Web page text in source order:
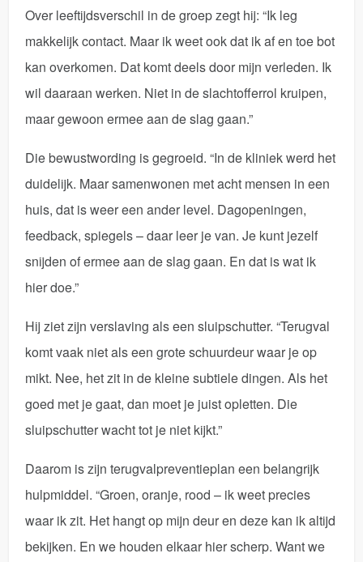
Over leeftijdsverschil in de groep zegt hij: “Ik leg
makkelijk contact. Maar ik weet ook dat ik af en toe bot
kan overkomen. Dat komt deels door mijn verleden. Ik
wil daaraan werken. Niet in de slachtofferrol kruipen,
maar gewoon ermee aan de slag gaan.”
Die bewustwording is gegroeid. “In de kliniek werd het
duidelijk. Maar samenwonen met acht mensen in een
huis, dat is weer een ander level. Dagopeningen,
feedback, spiegels – daar leer je van. Je kunt jezelf
snijden of ermee aan de slag gaan. En dat is wat ik
hier doe.”
Hij ziet zijn verslaving als een sluipschutter. “Terugval
komt vaak niet als een grote schuurdeur waar je op
mikt. Nee, het zit in de kleine subtiele dingen. Als het
goed met je gaat, dan moet je juist opletten. Die
sluipschutter wacht tot je niet kijkt.”
Daarom is zijn terugvalpreventieplan een belangrijk
hulpmiddel. “Groen, oranje, rood – ik weet precies
waar ik zit. Het hangt op mijn deur en deze kan ik altijd
bekijken. En we houden elkaar hier scherp. Want we